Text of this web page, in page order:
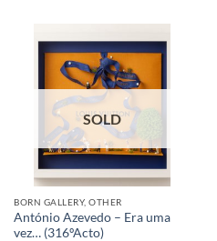
SOLD
BORN GALLERY, OTHER
António Azevedo – Era uma
vez… (316ºActo)